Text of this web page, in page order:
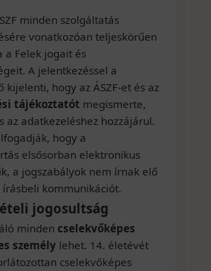
minden szolgáltatás
vonatkozóan teljeskörűen
a Felek jogait és
A jelentkezéssel a
kijelenti, hogy az ÁSZF-et és az
tájékoztatót megismerte,
az adatkezeléshez hozzájárul.
hogy a
elsősorban elektronikus
a jogszabályok nem írnak elő
kommunikációt.
jogosultság
minden cselekvőképes
személy lehet. 14. életévét
cselekvőképes